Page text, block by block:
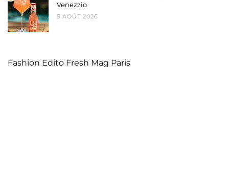
Venezzio
5 AOÛT 2026
Fashion Edito Fresh Mag Paris